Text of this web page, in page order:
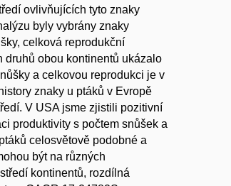
ovlivňujících tyto znaky
byly vybrány znaky
celková reprodukční
druhů obou kontinentů ukázalo
a celkovou reprodukci je v
znaky u ptáků v Evropě
V USA jsme zjistili pozitivní
produktivity s počtem snůšek a
celosvětově podobné a
být na různých
kontinentů, rozdílná